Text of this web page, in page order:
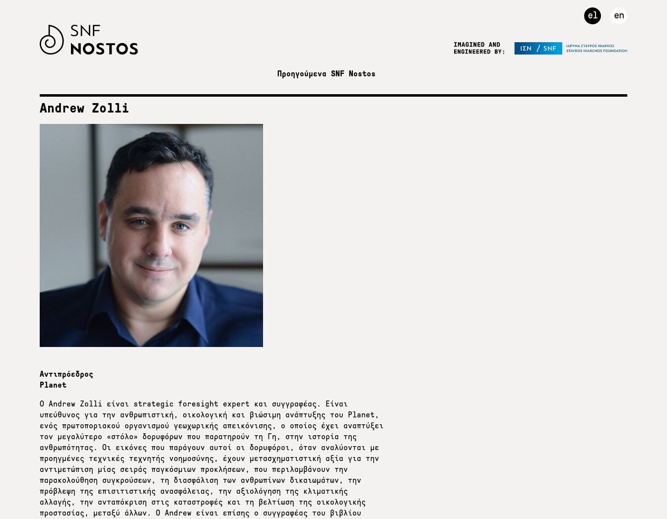
Προηγούμενα SNF Nostos
el en
Andrew Zolli
Αντιπρόεδρος
Planet
Ο Αndrew Zolli είναι strategic foresight expert και συγγραφέας. Είναι
υπεύθυνος για την ανθρωπιστική, οικολογική και βιώσιμη ανάπτυξης του Planet,
ενός πρωτοποριακού οργανισμού γεωχωρικής απεικόνισης, ο οποίος έχει αναπτύξει
τον μεγαλύτερο «στόλο» δορυφόρων που παρατηρούν τη Γη, στην ιστορία της
ανθρωπότητας. Οι εικόνες που παράγουν αυτοί οι δορυφόροι, όταν αναλύονται με
προηγμένες τεχνικές τεχνητής νοημοσύνης, έχουν μετασχηματιστική αξία για την
αντιμετώπιση μίας σειράς παγκόσμιων προκλήσεων, που περιλαμβάνουν την
παρακολούθηση συγκρούσεων, τη διασφάλιση των ανθρωπίνων δικαιωμάτων, την
πρόβλεψη της επισιτιστικής ανασφάλειας, την αξιολόγηση της κλιματικής
αλλαγής, την ανταπόκριση στις καταστροφές και τη βελτίωση της οικολογικής
προστασίας, μεταξύ άλλων. Ο Andrew είναι επίσης ο συγγραφέας του βιβλίου